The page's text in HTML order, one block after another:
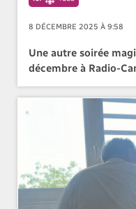
8 DÉCEMBRE 2025 À 9:58
Une autre soirée
décembre à Radio-